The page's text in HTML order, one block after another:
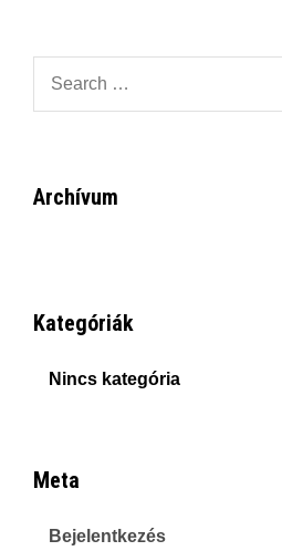
Archívum
Kategóriák
Nincs kategória
Meta
Bejelentkezés